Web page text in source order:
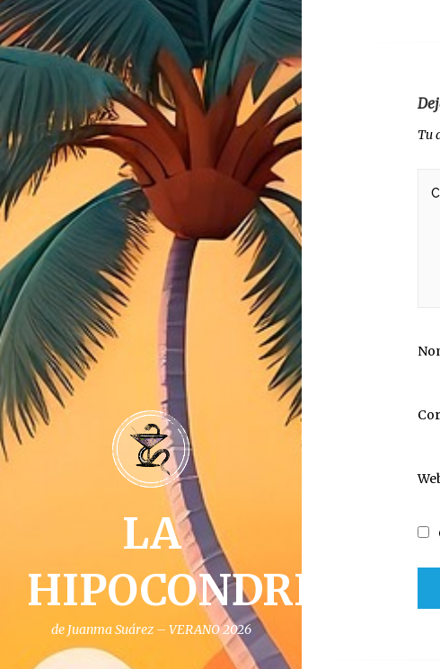
LA
HIPOCONDRIA
de Juanma Suárez – VERANO 2026
Tu